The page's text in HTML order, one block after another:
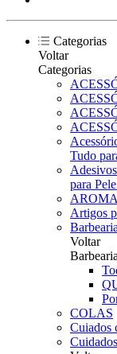
Categorias
Voltar
Categorias
Tudo
para
Artigos
Voltar
COLAS
Cuiados